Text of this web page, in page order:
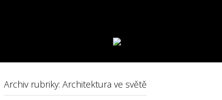
Archiv rubriky: Architektura ve světě